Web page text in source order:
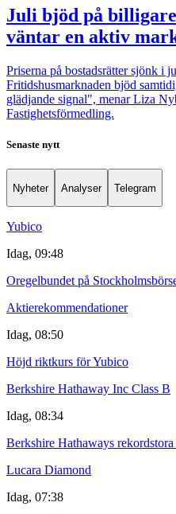
Juli bjöd på
väntar en aktiv
Priserna på bostadsrätter sjönk i
Fritidshusmarknaden bjöd
glädjande signal", menar Liza
Fastighetsförmedling.
Senaste nytt
Nyheter Analyser Telegram
Yubico
Idag, 09:48
Oregelbundet på
Aktierekommendationer
Idag, 08:50
Höjd riktkurs för Yubico
Berkshire Hathaway Inc Class B
Idag, 08:34
Berkshire Hathaways rekordstora
Lucara Diamond
Idag, 07:38